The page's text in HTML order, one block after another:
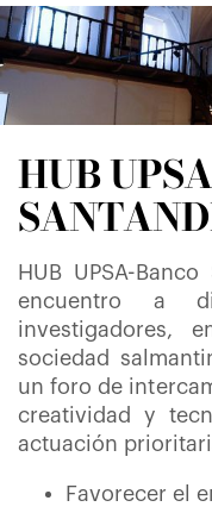
HUB
HUB UPSA-
encuentro a
investigadores,
sociedad
un foro de
creatividad y
actuación
Favorecer el